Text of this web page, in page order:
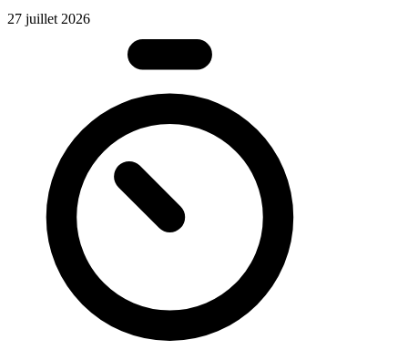
27 juillet 2026